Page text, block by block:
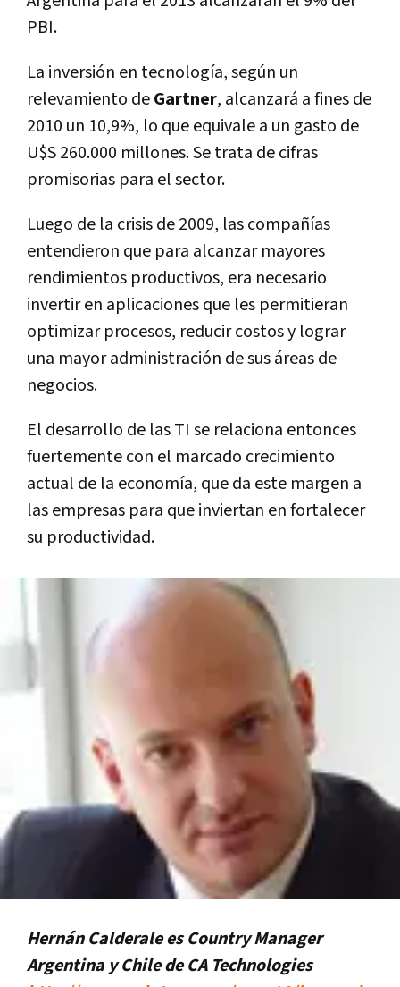
PBI.
La inversión en tecnología, según un
relevamiento deGartner, alcanzará a fines de
2010 un 10,9%, lo que equivale a un gasto de
U$S 260.000 millones. Se trata de cifras
promisorias para el sector.
Luego de la crisis de 2009, las compañías
entendieron que para alcanzar mayores
rendimientos productivos, era necesario
invertir en aplicaciones que les permitieran
optimizar procesos, reducir costos y lograr
una mayor administración de sus áreas de
negocios.
El desarrollo de las TI se relaciona entonces
fuertemente con el marcado crecimiento
actual de la economía, que da este margen a
las empresas para que inviertan en fortalecer
su productividad.
Hernán Calderale es Country Manager
Argentina y Chile de CA Technologies